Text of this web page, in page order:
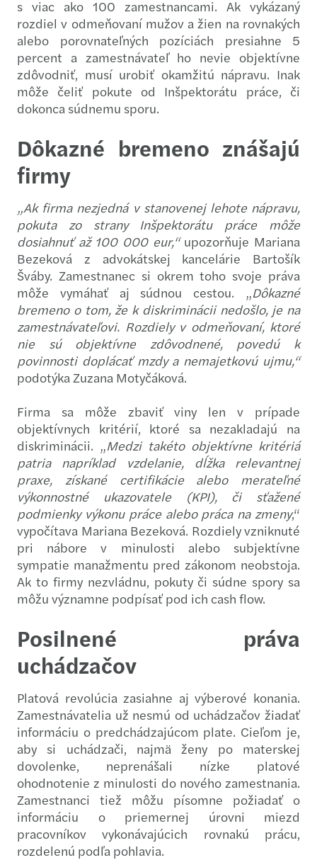
s viac ako 100 zamestnancami. Ak vykázaný
rozdiel v odmeňovaní mužov a žien na rovnakých
alebo porovnateľných pozíciách presiahne 5
percent a zamestnávateľ ho nevie objektívne
zdôvodniť, musí urobiť okamžitú nápravu. Inak
môže čeliť pokute od Inšpektorátu práce, či
dokonca súdnemu sporu.
Dôkazné bremeno znášajú
firmy
„Ak firma nezjedná v stanovenej lehote nápravu,
pokuta zo strany Inšpektorátu práce môže
dosiahnuť až 100 000 eur,“upozorňuje Mariana
Bezeková z advokátskej kancelárie Bartošík
Šváby. Zamestnanec si okrem toho svoje práva
môže vymáhať aj súdnou cestou. „Dôkazné
bremeno o tom, že k diskriminácii nedošlo, je na
zamestnávateľovi. Rozdiely v odmeňovaní, ktoré
nie sú objektívne zdôvodnené, povedú k
povinnosti doplácať mzdy a nemajetkovú ujmu,“
podotýka Zuzana Motyčáková.
Firma sa môže zbaviť viny len v prípade
objektívnych kritérií, ktoré sa nezakladajú na
diskriminácii. „Medzi takéto objektívne kritériá
patria napríklad vzdelanie, dĺžka relevantnej
praxe, získané certifikácie alebo merateľné
výkonnostné ukazovatele (KPI), či sťažené
podmienky výkonu práce alebo práca na zmeny,“
vypočítava Mariana Bezeková. Rozdiely vzniknuté
pri nábore v minulosti alebo subjektívne
sympatie manažmentu pred zákonom neobstoja.
Ak to firmy nezvládnu, pokuty či súdne spory sa
môžu významne podpísať pod ich cash flow.
Posilnené práva
uchádzačov
Platová revolúcia zasiahne aj výberové konania.
Zamestnávatelia už nesmú od uchádzačov žiadať
informáciu o predchádzajúcom plate. Cieľom je,
aby si uchádzači, najmä ženy po materskej
dovolenke, neprenášali nízke platové
ohodnotenie z minulosti do nového zamestnania.
Zamestnanci tiež môžu písomne požiadať o
informáciu o priemernej úrovni miezd
pracovníkov vykonávajúcich rovnakú prácu,
rozdelenú podľa pohlavia.